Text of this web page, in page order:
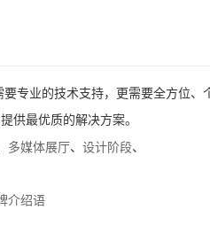
专业的技术支持，更需要全方位
供最优质的解决方案。
多媒体展厅、 设计阶段、
介绍语